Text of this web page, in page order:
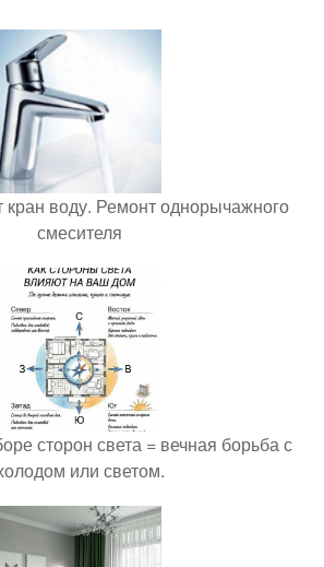
воду. Ремонт однорычажного
смесителя
сторон света = вечная борьба с
или светом.